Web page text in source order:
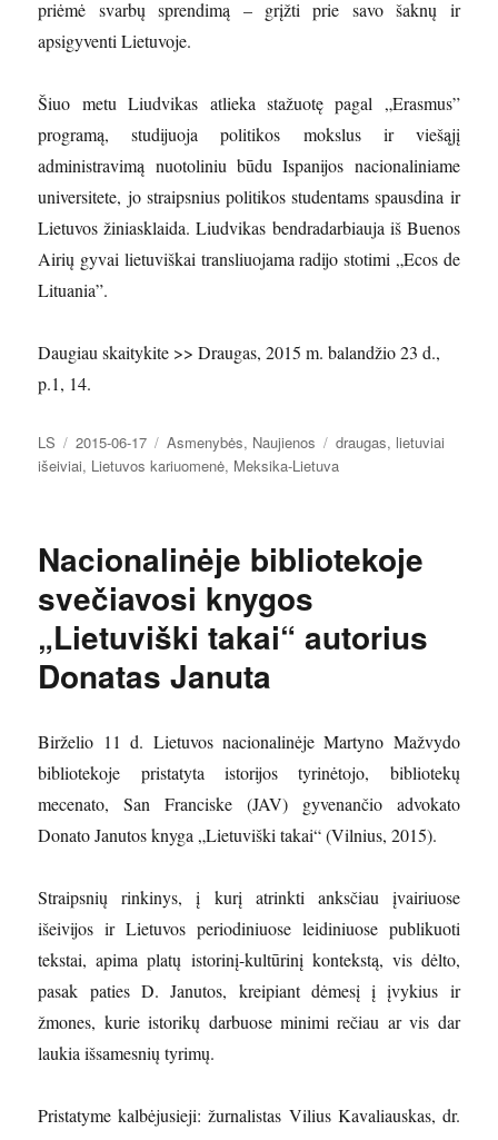
priėmė svarbų sprendimą – grįžti prie savo šaknų ir
apsigyventi Lietuvoje.
Šiuo metu Liudvikas atlieka stažuotę pagal „Erasmus”
programą, studijuoja politikos mokslus ir viešąjį
administravimą nuotoliniu būdu Ispanijos nacionaliniame
universitete, jo straipsnius politikos studentams spausdina ir
Lietuvos žiniasklaida. Liudvikas bendradarbiauja iš Buenos
Airių gyvai lietuviškai transliuojama radijo stotimi „Ecos de
Lituania”.
Daugiau skaitykite >> Draugas, 2015 m. balandžio 23 d.,
p.1, 14.
Autorius
LS Paskelbta
2015-06-17 Kategorijos
Asmenybės, Naujienos Žymos
draugas, lietuviai
išeiviai, Lietuvos kariuomenė, Meksika-Lietuva
Nacionalinėje bibliotekoje
svečiavosi knygos
„Lietuviški takai“ autorius
Donatas Januta
Birželio 11 d. Lietuvos nacionalinėje Martyno Mažvydo
bibliotekoje pristatyta istorijos tyrinėtojo, bibliotekų
mecenato, San Franciske (JAV) gyvenančio advokato
Donato Janutos knyga „Lietuviški takai“ (Vilnius, 2015).
Straipsnių rinkinys, į kurį atrinkti anksčiau įvairiuose
išeivijos ir Lietuvos periodiniuose leidiniuose publikuoti
tekstai, apima platų istorinį-kultūrinį kontekstą, vis dėlto,
pasak paties D. Janutos, kreipiant dėmesį į įvykius ir
žmones, kurie istorikų darbuose minimi rečiau ar vis dar
laukia išsamesnių tyrimų.
Pristatyme kalbėjusieji: žurnalistas Vilius Kavaliauskas, dr.